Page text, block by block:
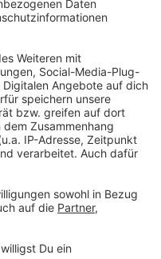
der früh festgestellt
der Verlust des
außerdem
der Infizierten haben
beispielsweise
gehabt. Das heißt:
Träger und
sie selbst davon
wichtiger.